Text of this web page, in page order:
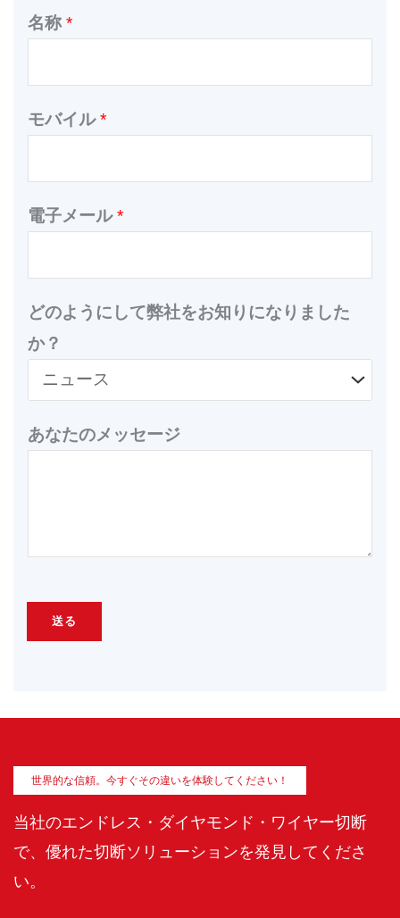
名称 *
モバイル*
電子メール*
どのようにして弊社をお知りになりました
か？
あなたのメッセージ
送る
世界的な信頼。今すぐその違いを体験してください！
当社のエンドレス・ダイヤモンド・ワイヤー切断
で、優れた切断ソリューションを発見してくださ
い。